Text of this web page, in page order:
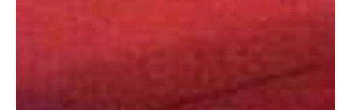
A kárpítozás ABÉCÉ-je II
Heverő kárpítozásának főbb műveletei a képek és rajzok alapján.